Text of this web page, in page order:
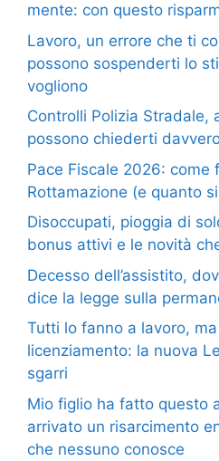
mente: con questo
Lavoro, un errore che ti
possono sospenderti lo
vogliono
Controlli Polizia Stradale,
possono chiederti
Pace Fiscale 2026: come
Rottamazione (e quanto
Disoccupati, pioggia di
bonus attivi e le novità
Decesso dell’assistito,
dice la legge sulla
Tutti lo fanno a lavoro,
licenziamento: la nuova
sgarri
Mio figlio ha fatto questo
arrivato un risarcimento
che nessuno conosce